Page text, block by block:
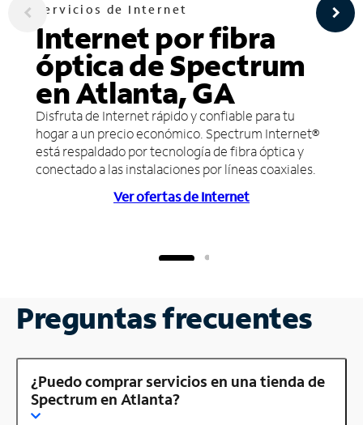
Servicios de Internet
Internet por fibra
óptica de Spectrum
en Atlanta, GA
Disfruta de Internet rápido y confiable para tu
hogar a un precio económico. Spectrum Internet®
está respaldado por tecnología de fibra óptica y
conectado a las instalaciones por líneas coaxiales.
Ver ofertas de Internet
Preguntas frecuentes
¿Puedo comprar servicios en una tienda de
Spectrum en Atlanta?